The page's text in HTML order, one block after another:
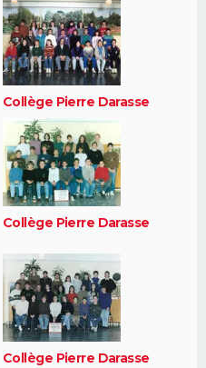
Collège Pierre Darasse
Collège Pierre Darasse
Collège Pierre Darasse